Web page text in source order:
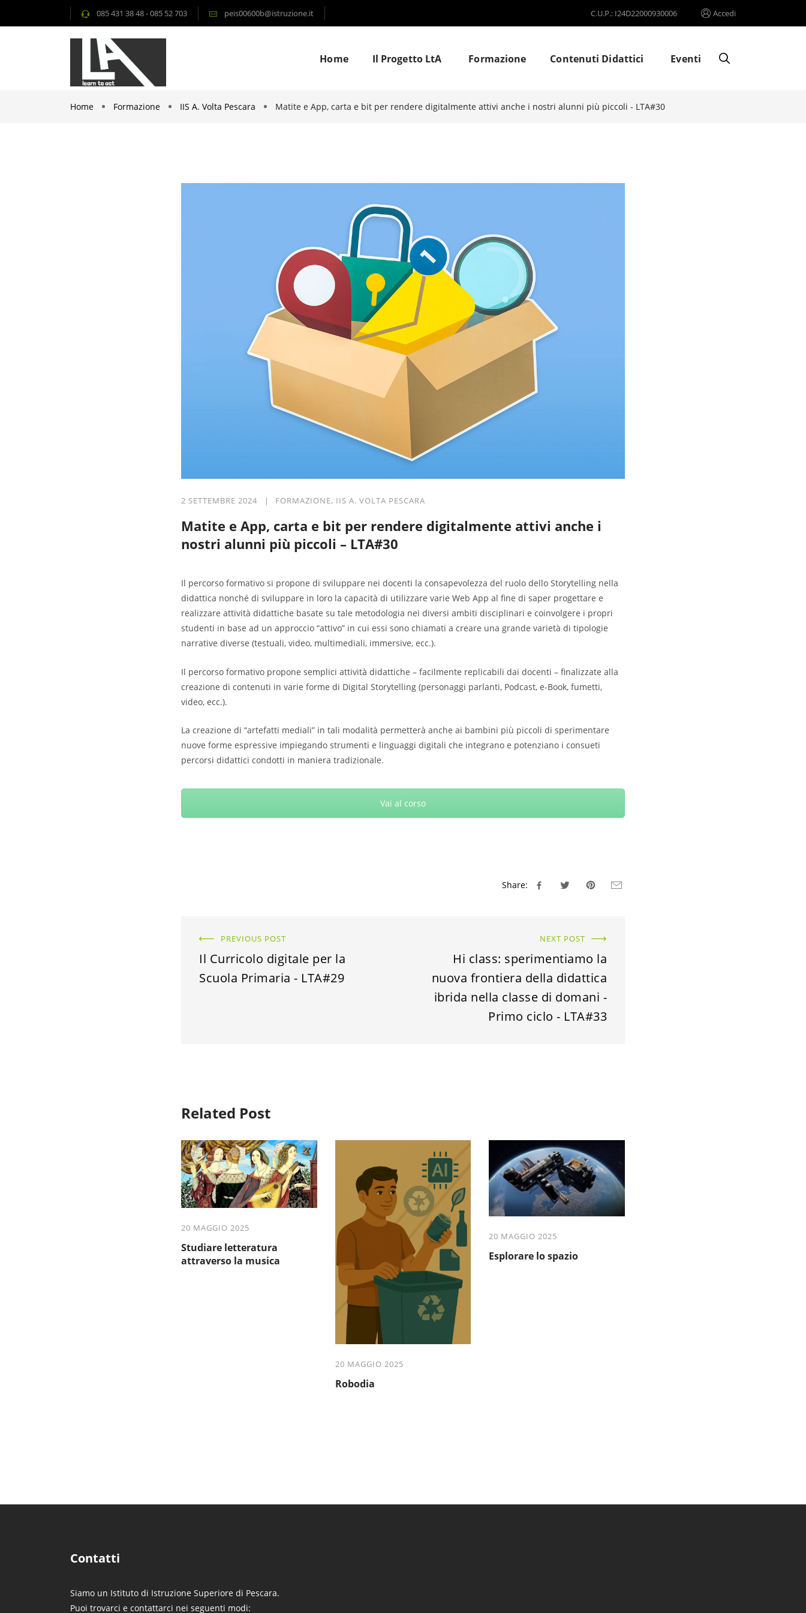
085 431 38 48 - 085 52 703 peis00600b@istruzione.it C.U.P.: I24D22000930006 Accedi
Home Il Progetto LtA Formazione Contenuti Didattici Eventi
Home Formazione IIS A. Volta Pescara Matite e App, carta e bit per rendere digitalmente attivi anche i nostri alunni più piccoli - LTA#30
2 SETTEMBRE 2024 | FORMAZIONE, IIS A. VOLTA PESCARA
Matite e App, carta e bit per rendere digitalmente attivi anche i
nostri alunni più piccoli – LTA#30
Il percorso formativo si propone di sviluppare nei docenti la consapevolezza del ruolo dello Storytelling nella
didattica nonché di sviluppare in loro la capacità di utilizzare varie Web App al fine di saper progettare e
realizzare attività didattiche basate su tale metodologia nei diversi ambiti disciplinari e coinvolgere i propri
studenti in base ad un approccio “attivo” in cui essi sono chiamati a creare una grande varietà di tipologie
narrative diverse (testuali, video, multimediali, immersive, ecc.).
Il percorso formativo propone semplici attività didattiche – facilmente replicabili dai docenti – finalizzate alla
creazione di contenuti in varie forme di Digital Storytelling (personaggi parlanti, Podcast, e-Book, fumetti,
video, ecc.).
La creazione di “artefatti mediali” in tali modalità permetterà anche ai bambini più piccoli di sperimentare
nuove forme espressive impiegando strumenti e linguaggi digitali che integrano e potenziano i consueti
percorsi didattici condotti in maniera tradizionale.
Vai al corso
Share:
PREVIOUS POST
Il Curricolo digitale per la
Scuola Primaria - LTA#29
NEXT POST
Hi class: sperimentiamo la
nuova frontiera della didattica
ibrida nella classe di domani -
Primo ciclo - LTA#33
Related Post
20 MAGGIO 2025
Studiare letteratura
attraverso la musica
20 MAGGIO 2025
Robodia
20 MAGGIO 2025
Esplorare lo spazio
Contatti
Siamo un Istituto di Istruzione Superiore di Pescara.
Puoi trovarci e contattarci nei seguenti modi: